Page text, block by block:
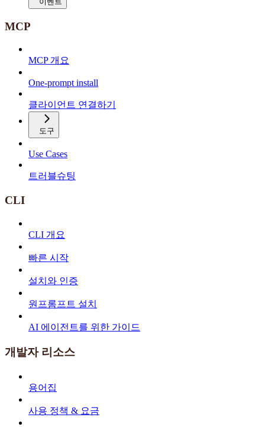
MCP
MCP 개요
One-prompt install
클라이언트 연결하기
도구
Use Cases
트러블슈팅
CLI
CLI 개요
빠른 시작
설치와 인증
원프롬프트 설치
AI 에이전트를 위한 가이드
개발자 리소스
용어집
사용 정책 & 요금